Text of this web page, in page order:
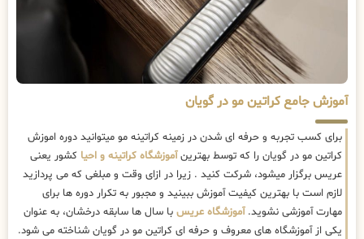
آموزش جامع کراتین مو در گویان
برای کسب تجربه و حرفه ای شدن در زمینه کراتینه مو میتوانید دوره اموزش
کراتین مو در گویان را که توسط بهترینآموزشگاه کراتینه و احیا کشور یعنی
عریس برگزار میشود، شرکت کنید . زیرا در ازای وقت و مبلغی که می پردازید
لازم است با بهترین کیفیت آموزش ببینید و مجبور به تکرار دوره ها برای
مهارت آموزشی نشوید.آموزشگاه عریس با سال ها سابقه درخشان، به عنوان
یکی از آموزشگاه های معروف و حرفه ای کراتین مو در گویان شناخته می شود.